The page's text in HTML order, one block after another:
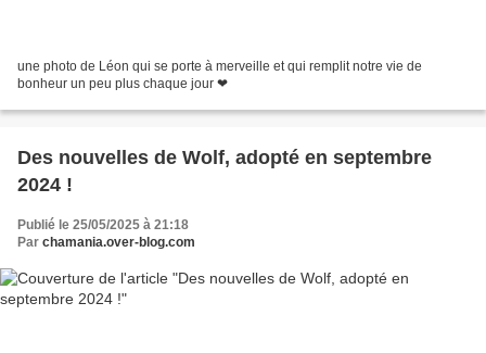
une photo de Léon qui se porte à merveille et qui remplit notre vie de
bonheur un peu plus chaque jour ❤
Des nouvelles de Wolf, adopté en septembre
2024 !
Publié le 25/05/2025 à 21:18
Par chamania.over-blog.com